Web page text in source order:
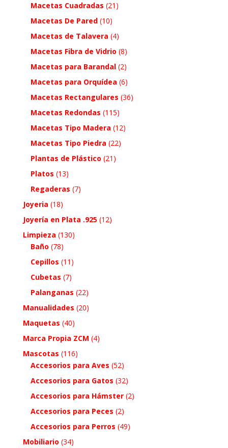
Macetas Cuadradas (21)
Macetas De Pared (10)
Macetas de Talavera (4)
Macetas Fibra de Vidrio (8)
Macetas para Barandal (2)
Macetas para Orquídea (6)
Macetas Rectangulares (36)
Macetas Redondas (115)
Macetas Tipo Madera (12)
Macetas Tipo Piedra (22)
Plantas de Plástico (21)
Platos (13)
Regaderas (7)
Joyeria (18)
Joyería en Plata .925 (12)
Limpieza (130)
Baño (78)
Cepillos (11)
Cubetas (7)
Palanganas (22)
Manualidades (20)
Maquetas (40)
Marca Propia ZCM (4)
Mascotas (116)
Accesorios para Aves (52)
Accesorios para Gatos (32)
Accesorios para Hámster (2)
Accesorios para Peces (2)
Accesorios para Perros (49)
Mobiliario (34)